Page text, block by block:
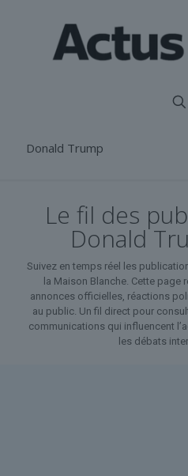
Donald Trump
Le fil des
Donald
Suivez en temps réel les
la Maison Blanche. Cette page
annonces officielles, réactions
au public. Un fil direct pour
communications qui influencent
les débats